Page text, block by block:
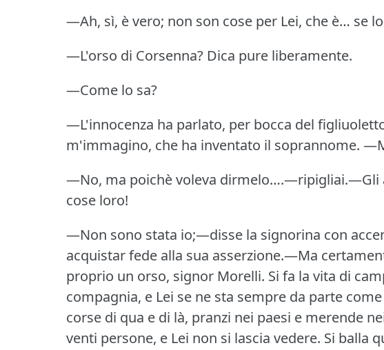
—Ah, sì, è vero; non son cose per Lei, che è… se
—L'orso di Corsenna? Dica pure liberamente.
—Come lo sa?
—L'innocenza ha parlato, per bocca del
m'immagino, che ha inventato il soprannome.
—No, ma poichè voleva dirmelo….—ripigliai.—Gli
cose loro!
—Non sono stata io;—disse la signorina con
acquistar fede alla sua asserzione.—Ma
proprio un orso, signor Morelli. Si fa la vita di
compagnia, e Lei se ne sta sempre da parte
corse di qua e di là, pranzi nei paesi e merende
venti persone, e Lei non si lascia vedere. Si balla